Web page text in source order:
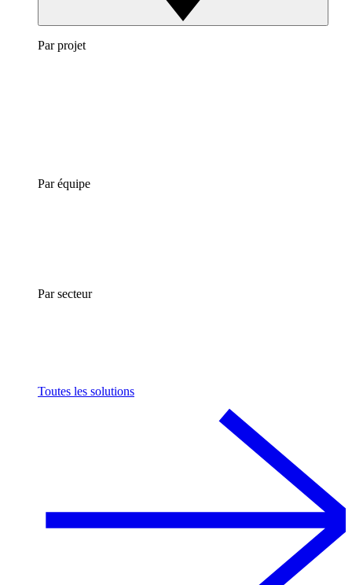
Par projet
Par équipe
Par secteur
Toutes les solutions